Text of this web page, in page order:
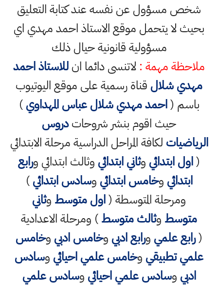
شخص مسؤول عن نفسه عند كتابة التعليق
بحيث لا يتحمل موقع الاستاذ احمد مهدي اي
مسؤولية قانونية حيال ذلك
ملاحظة مهمة : لاتنسى دائما انللاستاذ احمد
مهدي شلال قناة رسمية على موقع اليوتيوب
باسم (احمد مهدي شلال عباس المهداوي)
حيث اقوم بنشر شروحاتدروس
الرياضيات لكافة المراحل الدراسية مرحلة الابتدائي
(اول ابتدائي وثاني ابتدائي وثالث ابتدائي ورابع
ابتدائي وخامس ابتدائي وسادس ابتدائي)
ومرحلة المتوسطة (اول متوسط وثاني
متوسط وثالث متوسط) ومرحلة الاعدادية
(رابع علمي ورابع ادبي وخامس ادبي وخامس
علمي تطبيقي وخامس علمي احيائي وسادس
ادبي وسادس علمي احيائي وسادس علمي